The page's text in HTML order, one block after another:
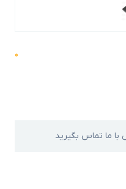
0
با ما تماس بگیرید